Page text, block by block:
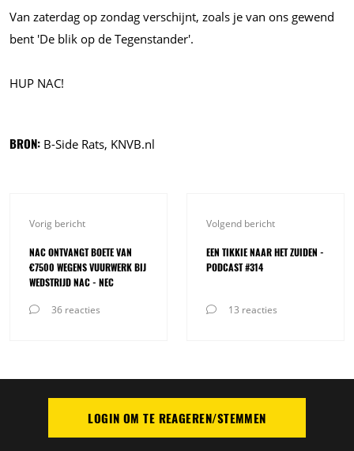
Van zaterdag op zondag verschijnt, zoals je van ons gewend
bent 'De blik op de Tegenstander'.
HUP NAC!
BRON: B-Side Rats, KNVB.nl
Vorig bericht
NAC ONTVANGT BOETE VAN
€7500 WEGENS VUURWERK BIJ
WEDSTRIJD NAC - NEC
36 reacties
Volgend bericht
EEN TIKKIE NAAR HET ZUIDEN -
PODCAST #314
13 reacties
PLAATS REACTIELOGIN OM TE REAGEREN/STEMMEN